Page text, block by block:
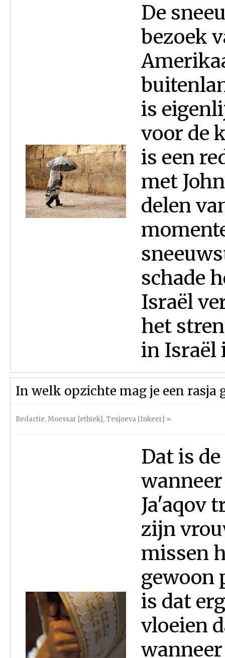
De
bezoek
is
voor de
is een
met
delen
schade
Israël
het
in Israël
In welk opzichte mag je een rasja
Redactie,Moessar [ethiek],Tesjoeva [Inkeer] »
Dat is
wanneer
Ja'aqov
zijn
missen
gewoon
is dat
vloeien